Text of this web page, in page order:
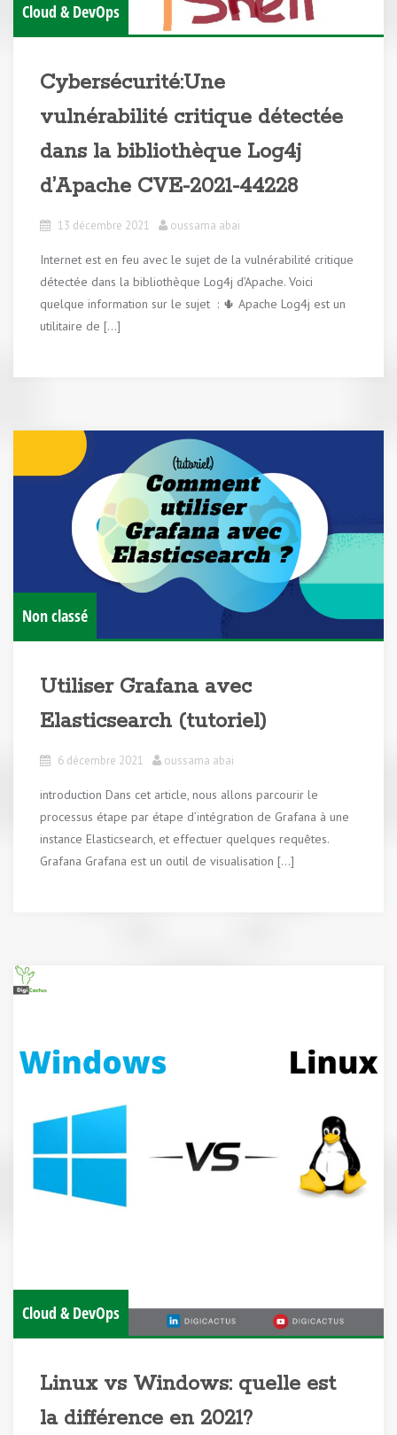
Cloud & DevOps
Cybersécurité:Une
vulnérabilité critique détectée
dans la bibliothèque Log4j
d’Apache CVE-2021-44228
13 décembre 2021 oussama abai
Internet est en feu avec le sujet de la vulnérabilité critique
détectée dans la bibliothèque Log4j d’Apache. Voici
quelque information sur le sujet : 🌵 Apache Log4j est un
utilitaire de […]
Non classé
Utiliser Grafana avec
Elasticsearch (tutoriel)
6 décembre 2021 oussama abai
introduction Dans cet article, nous allons parcourir le
processus étape par étape d’intégration de Grafana à une
instance Elasticsearch, et effectuer quelques requêtes.
Grafana Grafana est un outil de visualisation […]
Cloud & DevOps
Linux vs Windows: quelle est
la différence en 2021?